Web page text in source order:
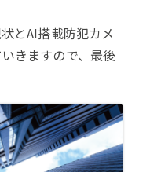
とAI搭載防犯カメ
きますので、最後